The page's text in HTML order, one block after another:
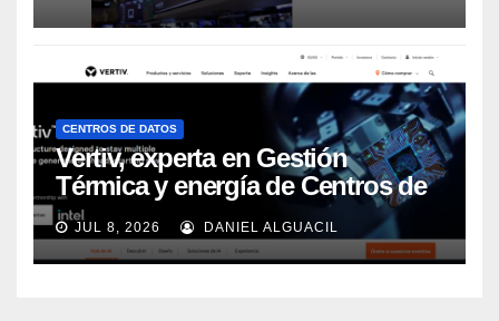
CENTROS DE DATOS
Vertiv, experta en Gestión
Térmica y energía de Centros de
Datos, sigue su crecimiento
imparable
JUL 8, 2026 DANIEL ALGUACIL